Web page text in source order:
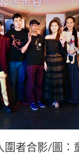
圍者合影/圖：